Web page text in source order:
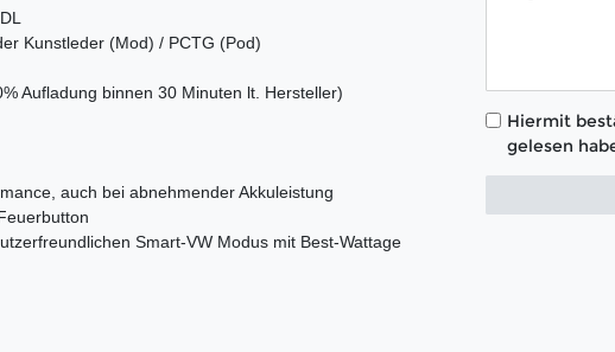
Kunstleder (Mod) / PCTG (Pod)
Aufladung binnen 30 Minuten lt. Hersteller)
auch bei abnehmender Akkuleistung
Smart-VW Modus mit Best-Wattage
Hiermit
gelesen